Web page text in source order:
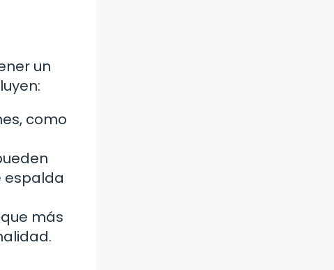
un
como
espalda
más